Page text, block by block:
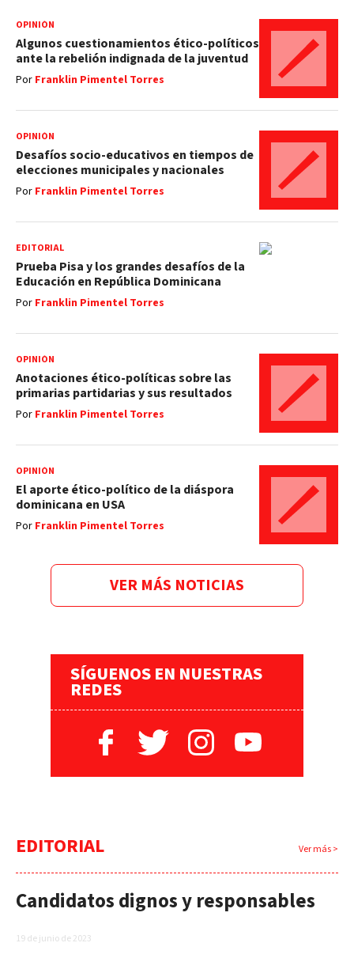
OPINIÓN
Algunos cuestionamientos ético-políticos
ante la rebelión indignada de la juventud
Por Franklin Pimentel Torres
OPINIÓN
Desafíos socio-educativos en tiempos de
elecciones municipales y nacionales
Por Franklin Pimentel Torres
EDITORIAL
Prueba Pisa y los grandes desafíos de la
Educación en República Dominicana
Por Franklin Pimentel Torres
OPINIÓN
Anotaciones ético-políticas sobre las
primarias partidarias y sus resultados
Por Franklin Pimentel Torres
OPINIÓN
El aporte ético-político de la diáspora
dominicana en USA
Por Franklin Pimentel Torres
VER MÁS NOTICIAS
SÍGUENOS EN NUESTRAS
REDES
EDITORIAL Ver más >
Candidatos dignos y responsables
19 de junio de 2023